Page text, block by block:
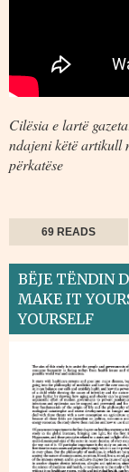
Cilësia e lartë
ndajeni këtë artikull
përkatëse
69 READS
BËJE TËNDIN
MAKE IT
YOURSELF